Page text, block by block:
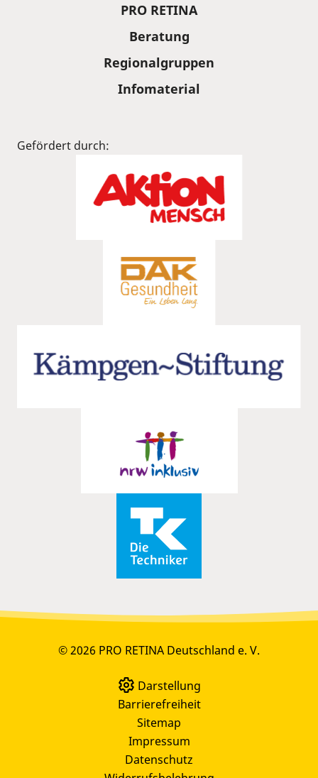
PRO RETINA
Beratung
Regionalgruppen
Infomaterial
Gefördert durch:
© 2026 PRO RETINA Deutschland e. V.
Darstellung
Barrierefreiheit
Sitemap
Impressum
Datenschutz